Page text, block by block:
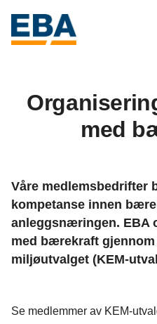
med
Våre medlemsbedrifter
kompetanse innen
anleggsnæringen. EBA
med bærekraft
miljøutvalget (KEM-
Se medlemmer av KEM-